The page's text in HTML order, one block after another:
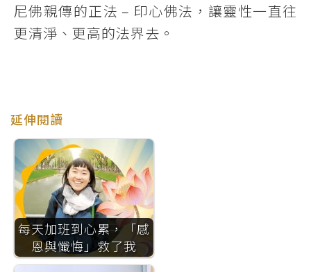
尼佛親傳的正法 – 印心佛法，讓靈性一直往
更清淨、更高的法界去。
延伸閱讀
每天加班到心累，「感
恩與懺悔」救了我